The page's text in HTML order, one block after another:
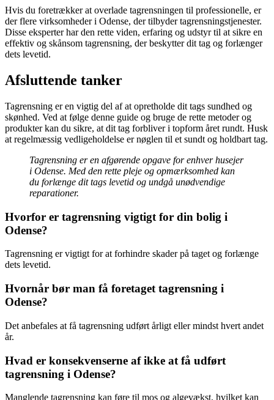
Hvis du foretrækker at overlade tagrensningen til professionelle, er
der flere virksomheder i Odense, der tilbyder tagrensningstjenester.
Disse eksperter har den rette viden, erfaring og udstyr til at sikre en
effektiv og skånsom tagrensning, der beskytter dit tag og forlænger
dets levetid.
Afsluttende tanker
Tagrensning er en vigtig del af at opretholde dit tags sundhed og
skønhed. Ved at følge denne guide og bruge de rette metoder og
produkter kan du sikre, at dit tag forbliver i topform året rundt. Husk
at regelmæssig vedligeholdelse er nøglen til et sundt og holdbart tag.
Tagrensning er en afgørende opgave for enhver husejer
i Odense. Med den rette pleje og opmærksomhed kan
du forlænge dit tags levetid og undgå unødvendige
reparationer.
Hvorfor er tagrensning vigtigt for din bolig i
Odense?
Tagrensning er vigtigt for at forhindre skader på taget og forlænge
dets levetid.
Hvornår bør man få foretaget tagrensning i
Odense?
Det anbefales at få tagrensning udført årligt eller mindst hvert andet
år.
Hvad er konsekvenserne af ikke at få udført
tagrensning i Odense?
Manglende tagrensning kan føre til mos og algevækst, hvilket kan